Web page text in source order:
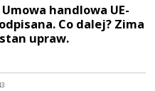
Umowa handlowa UE-
Co dalej? Zima
upraw.